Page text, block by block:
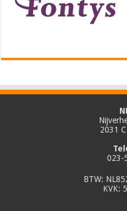
2031
023-
BTW:
KVK: